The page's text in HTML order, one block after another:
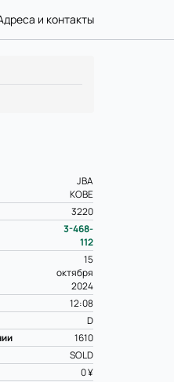
и контакты
JBA
KOBE
3220
3-468-
112
15
октября
2024
12:08
D
1610
SOLD
0 ¥